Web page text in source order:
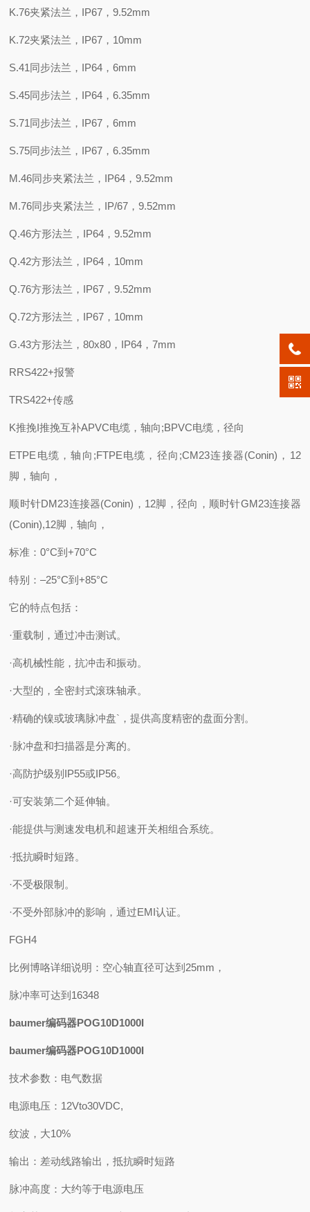
K.76夹紧法兰，IP67，9.52mm
K.72夹紧法兰，IP67，10mm
S.41同步法兰，IP64，6mm
S.45同步法兰，IP64，6.35mm
S.71同步法兰，IP67，6mm
S.75同步法兰，IP67，6.35mm
M.46同步夹紧法兰，IP64，9.52mm
M.76同步夹紧法兰，IP/67，9.52mm
Q.46方形法兰，IP64，9.52mm
Q.42方形法兰，IP64，10mm
Q.76方形法兰，IP67，9.52mm
Q.72方形法兰，IP67，10mm
G.43方形法兰，80x80，IP64，7mm
RRS422+报警
TRS422+传感
K推挽I推挽互补APVC电缆，轴向;BPVC电缆，径向
ETPE电缆，轴向;FTPE电缆，径向;CM23连接器(Conin)，12
脚，轴向，
顺时针DM23连接器(Conin)，12脚，径向，顺时针GM23连接器
(Conin),12脚，轴向，
标准：0°C到+70°C
特别：–25°C到+85°C
它的特点包括：
·重载制，通过冲击测试。
·高机械性能，抗冲击和振动。
·大型的，全密封式滚珠轴承。
·精确的镍或玻璃脉冲盘`，提供高度精密的盘面分割。
·脉冲盘和扫描器是分离的。
·高防护级别IP55或IP56。
·可安装第二个延伸轴。
·能提供与测速发电机和超速开关相组合系统。
·抵抗瞬时短路。
·不受极限制。
·不受外部脉冲的影响，通过EMI认证。
FGH4
比例博咯详细说明：空心轴直径可达到25mm，
脉冲率可达到16348
baumer编码器POG10D1000I
baumer编码器POG10D1000I
技术参数：电气数据
电源电压：12Vto30VDC,
纹波，大10%
输出：差动线路输出，抵抗瞬时短路
脉冲高度：大约等于电源电压